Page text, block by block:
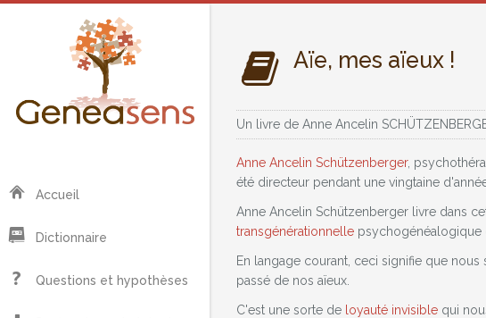
Accueil
Dictionnaire
Questions et hypothèses
Aïe, mes aïeux !
Un livre de Anne Ancelin
Anne Ancelin Schützenberger,
été directeur pendant une vingtaine
Anne Ancelin Schützenberger livre dans
transgénérationnelle psychogénéalogique
En langage courant, ceci signifie que
passé de nos aïeux.
C'est une sorte de loyauté invisible qui